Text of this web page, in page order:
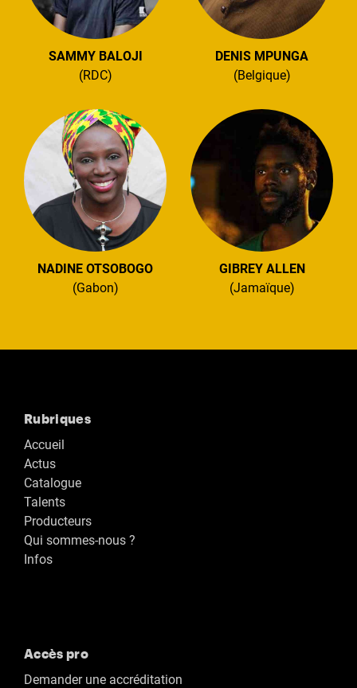
SAMMY BALOJI
(RDC)
DENIS MPUNGA
(Belgique)
NADINE OTSOBOGO
(Gabon)
GIBREY ALLEN
(Jamaïque)
Rubriques
Accueil
Actus
Catalogue
Talents
Producteurs
Qui sommes-nous ?
Infos
Accès pro
Demander une accréditation